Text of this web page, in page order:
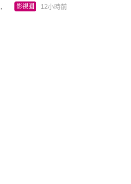
影節目《玖噏秘笈》於3月9日，
影視圈 12小時前